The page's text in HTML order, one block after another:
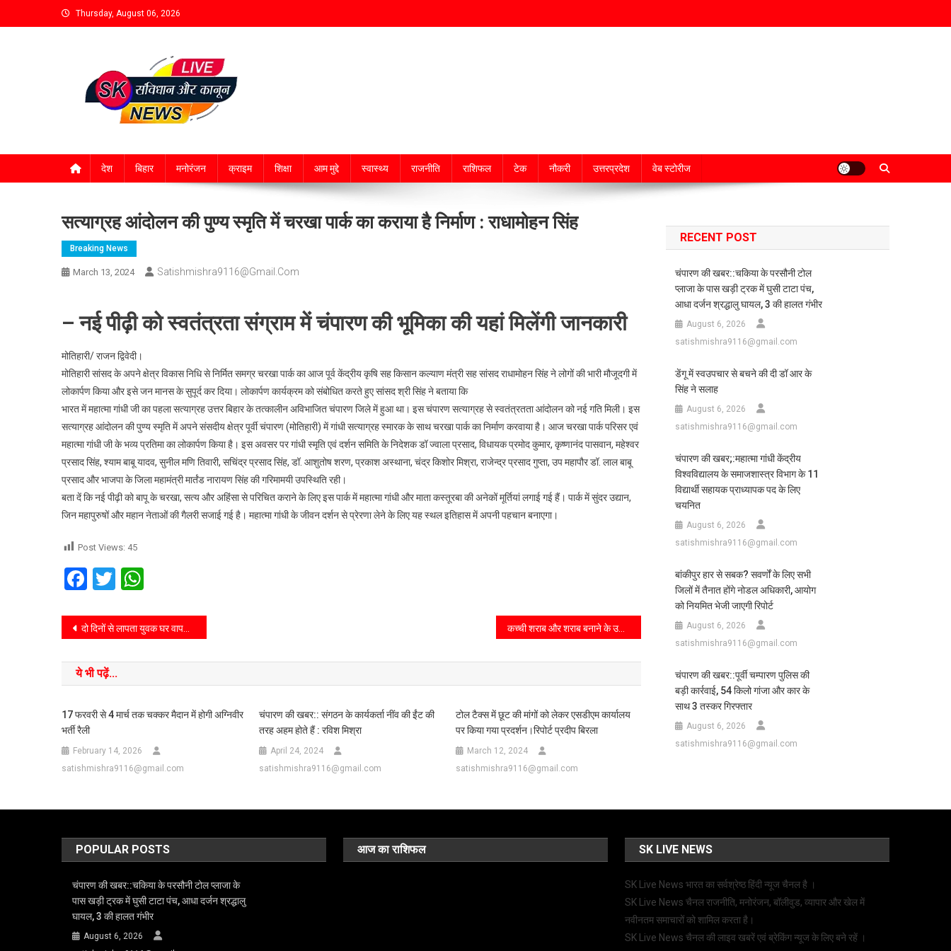
Thursday, August 06, 2026
देश बिहार मनोरंजन क्राइम शिक्षा आम मुद्दे स्वास्थ्य राजनीति राशिफल टेक नौकरी उत्तरप्रदेश वेब स्टोरीज
सत्याग्रह आंदोलन की पुण्य स्मृति में चरखा पार्क का कराया है निर्माण : राधामोहन सिंह
Breaking News
March 13, 2024 Satishmishra9116@gmail.com
– नई पीढ़ी को स्वतंत्रता संग्राम में चंपारण की भूमिका की यहां मिलेंगी जानकारी
मोतिहारी/ राजन द्विवेदी।
मोतिहारी सांसद के अपने क्षेत्र विकास निधि से निर्मित समग्र चरखा पार्क का आज पूर्व केंद्रीय कृषि सह किसान कल्याण मंत्री सह सांसद राधामोहन सिंह ने लोगों की भारी मौजूदगी में
लोकार्पण किया और इसे जन मानस के सुपूर्द कर दिया। लोकार्पण कार्यक्रम को संबोधित करते हुए सांसद श्री सिंह ने बताया कि
भारत में महात्मा गांधी जी का पहला सत्याग्रह उत्तर बिहार के तत्कालीन अविभाजित चंपारण जिले में हुआ था। इस चंपारण सत्याग्रह से स्वतंत्रतता आंदोलन को नई गति मिली। इस
सत्याग्रह आंदोलन की पुण्य स्मृति में अपने संसदीय क्षेत्र पूर्वी चंपारण (मोतिहारी) में गांधी सत्याग्रह स्मारक के साथ चरखा पार्क का निर्माण करवाया है। आज चरखा पार्क परिसर एवं
महात्मा गांधी जी के भव्य प्रतिमा का लोकार्पण किया है। इस अवसर पर गांधी स्मृति एवं दर्शन समिति के निदेशक डॉ ज्वाला प्रसाद, विधायक प्रमोद कुमार, कृष्णानंद पासवान, महेश्वर
प्रसाद सिंह, श्याम बाबू यादव, सुनील मणि तिवारी, सचिंद्र प्रसाद सिंह, डॉ. आशुतोष शरण, प्रकाश अस्थाना, चंद्र किशोर मिश्रा, राजेन्द्र प्रसाद गुप्ता, उप महापौर डॉ. लाल बाबू
प्रसाद और भाजपा के जिला महामंत्री मार्तंड नारायण सिंह की गरिमामयी उपस्थिति रही।
बता दें कि नई पीढ़ी को बापू के चरखा, सत्य और अहिंसा से परिचित कराने के लिए इस पार्क में महात्मा गांधी और माता कस्तूरबा की अनेकों मूर्तियां लगाई गई हैं। पार्क में सुंदर उद्यान,
जिन महापुरुषों और महान नेताओं की गैलरी सजाई गई है। महात्मा गांधी के जीवन दर्शन से प्रेरणा लेने के लिए यह स्थल इतिहास में अपनी पहचान बनाएगा।
Post Views: 45
Facebook
Twitter
दो दिनों से लापता युवक घर वापस नहीं लौटने पर परिजनों ने जताया आश॑का । कच्ची शराब और शराब बनाने के उपकरणों के साथ एक गिरफ्तार।
ये भी पढ़ें...
17 फरवरी से 4 मार्च तक चक्कर मैदान में होगी अग्निवीर
भर्ती रैली
February 14, 2026
satishmishra9116@gmail.com
चंपारण की खबर:: संगठन के कार्यकर्ता नींव की ईंट की
तरह अहम होते हैं : रविश मिश्रा
April 24, 2024
satishmishra9116@gmail.com
टोल टैक्स में छूट की मांगों को लेकर एसडीएम कार्यालय
पर किया गया प्रदर्शन।रिपोर्ट प्रदीप बिरला
March 12, 2024
satishmishra9116@gmail.com
RECENT POST
चंपारण की खबर::चकिया के परसौनी टोल
प्लाजा के पास खड़ी ट्रक में घुसी टाटा पंच,
आधा दर्जन श्रद्धालु घायल, 3 की हालत गंभीर
August 6, 2026
satishmishra9116@gmail.com
डेंगू में स्वउपचार से बचने की दी डॉ आर के
सिंह ने सलाह
August 6, 2026
satishmishra9116@gmail.com
चंपारण की खबर;:महात्मा गांधी केंद्रीय
विश्वविद्यालय के समाजशास्त्र विभाग के 11
विद्यार्थी सहायक प्राध्यापक पद के लिए
चयनित
August 6, 2026
satishmishra9116@gmail.com
बांकीपुर हार से सबक? सवर्णों के लिए सभी
जिलों में तैनात होंगे नोडल अधिकारी, आयोग
को नियमित भेजी जाएगी रिपोर्ट
August 6, 2026
satishmishra9116@gmail.com
चंपारण की खबर::पूर्वी चम्पारण पुलिस की
बड़ी कार्रवाई, 54 किलो गांजा और कार के
साथ 3 तस्कर गिरफ्तार
August 6, 2026
satishmishra9116@gmail.com
POPULAR POSTS
चंपारण की खबर::चकिया के परसौनी टोल प्लाजा के
पास खड़ी ट्रक में घुसी टाटा पंच, आधा दर्जन श्रद्धालु
घायल, 3 की हालत गंभीर
August 6, 2026
आज का राशिफल SK LIVE NEWS
SK Live News भारत का सर्वश्रेष्ठ हिंदी न्‍यूज चैनल है ।
SK Live News चैनल राजनीति, मनोरंजन, बॉलीवुड, व्यापार और खेल में
नवीनतम समाचारों को शामिल करता है।
SK Live News चैनल की लाइव खबरें एवं ब्रेकिंग न्यूज के लिए बने रहें ।